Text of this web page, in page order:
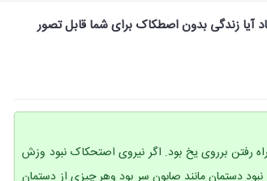
آیا زندگی بدون اصطکاک برای شما قابل تصور
رفتن برروی یخ بود. اگر نیروی اصتحکاک نبود وزش
دستمان مانند صابون سر بود وهر چیزی از دستمان